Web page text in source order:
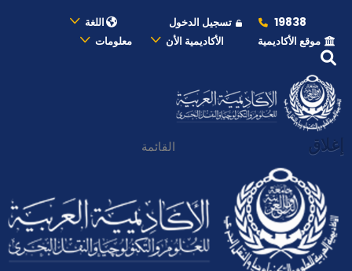
19838 تسجيل الدخول
اللغة
موقع الأكاديمية
الأكاديمية الأن معلومات
إغلاق القائمة